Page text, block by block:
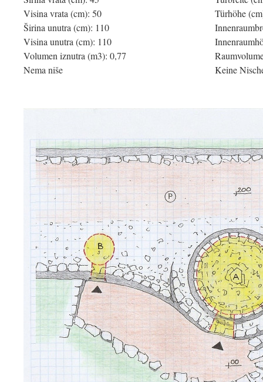
Visina vrata (cm): 50
Širina unutra (cm): 110
Visina unutra (cm): 110
Volumen iznutra (m3): 0,77
Nema niše
Türhöhe
Keine